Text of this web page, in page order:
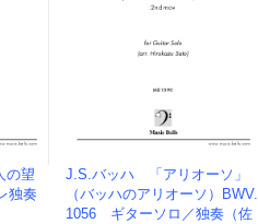
の望
独奏
J.S.バッハ 「アリオーソ」
（バッハのアリオーソ）BWV.
1056 ギターソロ／独奏（佐